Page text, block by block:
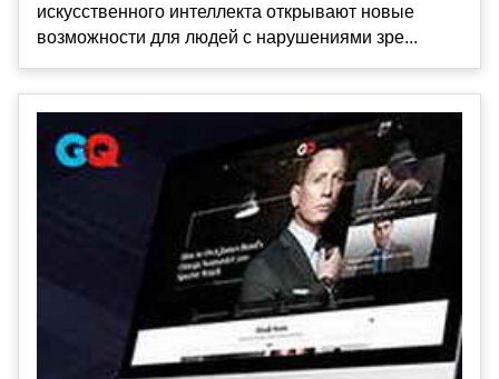
искусственного интеллекта открывают новые
возможности для людей с нарушениями зре...